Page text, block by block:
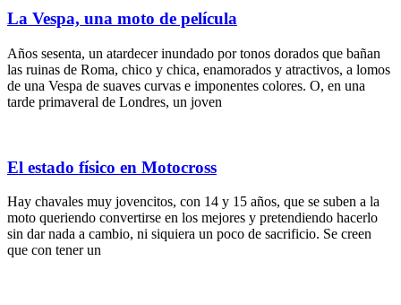
La Vespa, una moto de película
Años sesenta, un atardecer inundado por tonos dorados que bañan
las ruinas de Roma, chico y chica, enamorados y atractivos, a lomos
de una Vespa de suaves curvas e imponentes colores. O, en una
tarde primaveral de Londres, un joven
El estado físico en Motocross
Hay chavales muy jovencitos, con 14 y 15 años, que se suben a la
moto queriendo convertirse en los mejores y pretendiendo hacerlo
sin dar nada a cambio, ni siquiera un poco de sacrificio. Se creen
que con tener un